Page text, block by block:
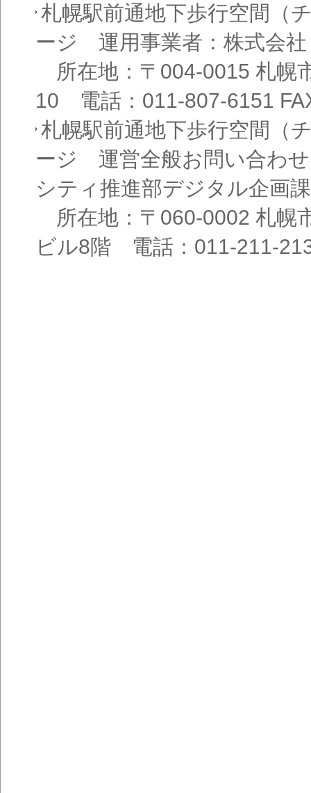
札幌駅前通地下歩行空間（
ージ 運用事業者：株式会
所在地：〒004-0015 札幌
10 電話：011-807-6151
札幌駅前通地下歩行空間（
ージ 運営全般お問い合わ
シティ推進部デジタル企画課
所在地：〒060-0002 札幌
ビル8階 電話：011-211-